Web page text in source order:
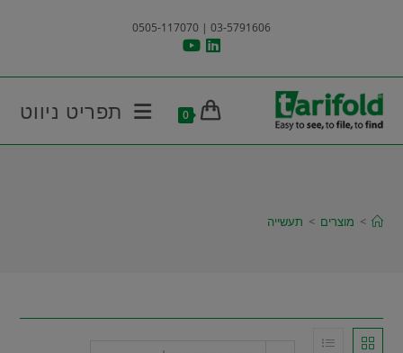
03-5791606 | 0505-117070
0 תפריט ניווט
> מוצרים > תעשייה